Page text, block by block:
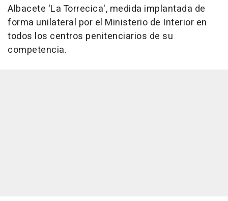
Albacete 'La Torrecica', medida implantada de
forma unilateral por el Ministerio de Interior en
todos los centros penitenciarios de su
competencia.